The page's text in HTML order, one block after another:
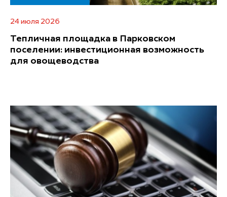
24 июля 2026
Тепличная площадка в Парковском
поселении: инвестиционная возможность
для овощеводства